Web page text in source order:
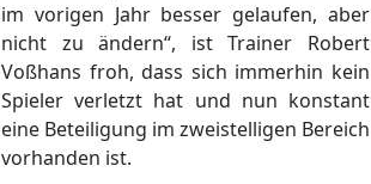
im vorigen Jahr besser gelaufen, aber
nicht zu ändern“, ist Trainer Robert
Voßhans froh, dass sich immerhin kein
Spieler verletzt hat und nun konstant
eine Beteiligung im zweistelligen Bereich
vorhanden ist.